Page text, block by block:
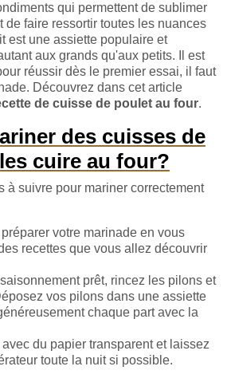
qui permettent de sublimer
de faire ressortir toutes les nuances
est une assiette populaire et
aux grands qu'aux petits. Il est
réussir dès le premier essai, il faut
Découvrez dans cet article
de cuisse de poulet au four.
des cuisses de
cuire au four?
à suivre pour mariner correctement
votre marinade en vous
recettes que vous allez découvrir
prêt, rincez les pilons et
vos pilons dans une assiette
chaque part avec la
du papier transparent et laissez
toute la nuit si possible.